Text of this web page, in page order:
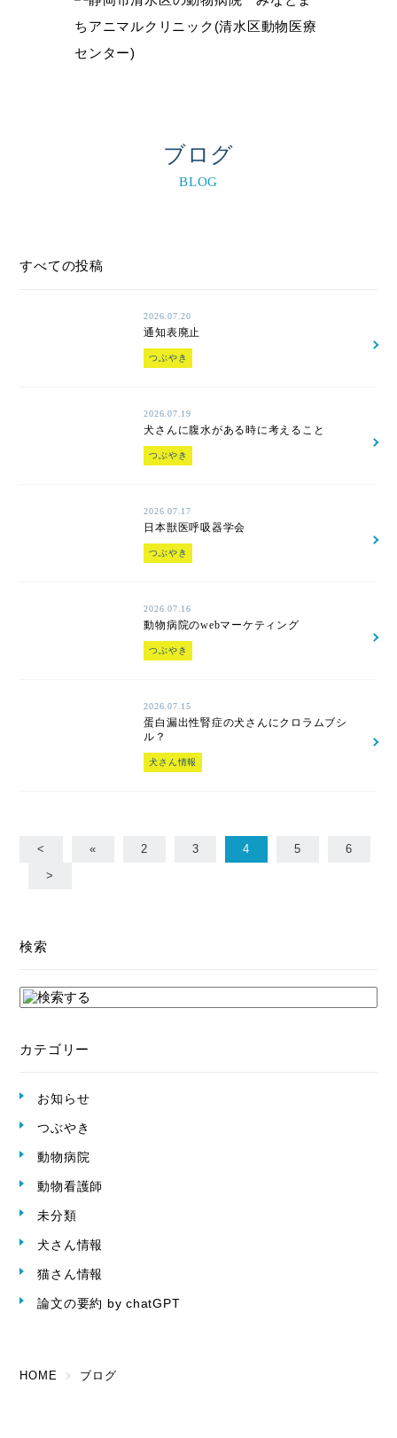
ブログ
BLOG
検索
カテゴリー
お知らせ
つぶやき
動物病院
動物看護師
未分類
犬さん情報
猫さん情報
論文の要約 by chatGPT
すべての投稿
2026.07.20
通知表廃止
つぶやき
2026.07.19
犬さんに腹水がある時に考えること
つぶやき
2026.07.17
日本獣医呼吸器学会
つぶやき
2026.07.16
動物病院のwebマーケティング
つぶやき
2026.07.15
蛋白漏出性腎症の犬さんにクロラムブシ
ル？
犬さん情報
< « 2 3 4 5
6
>
HOME ブログ